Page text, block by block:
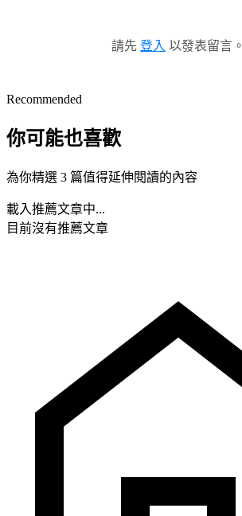
請先 登入 以發表留言。
Recommended
你可能也喜歡
為你精選 3 篇值得延伸閱讀的內容
載入推薦文章中...
目前沒有推薦文章